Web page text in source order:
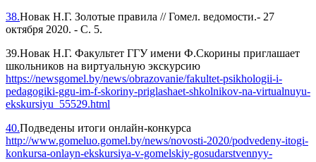
38.Новак Н.Г. Золотые правила // Гомел. ведомости.- 27
октября 2020. - С. 5.
39.Новак Н.Г. Факультет ГГУ имени Ф.Скорины приглашает
школьников на виртуальную экскурсию
https://newsgomel.by/news/obrazovanie/fakultet-psikhologii-i-
pedagogiki-ggu-im-f-skoriny-priglashaet-shkolnikov-na-virtualnuyu-
ekskursiyu_55529.html
40.Подведены итоги онлайн-конкурса
http://www.gomeluo.gomel.by/news/novosti-2020/podvedeny-itogi-
konkursa-onlayn-ekskursiya-v-gomelskiy-gosudarstvennyy-